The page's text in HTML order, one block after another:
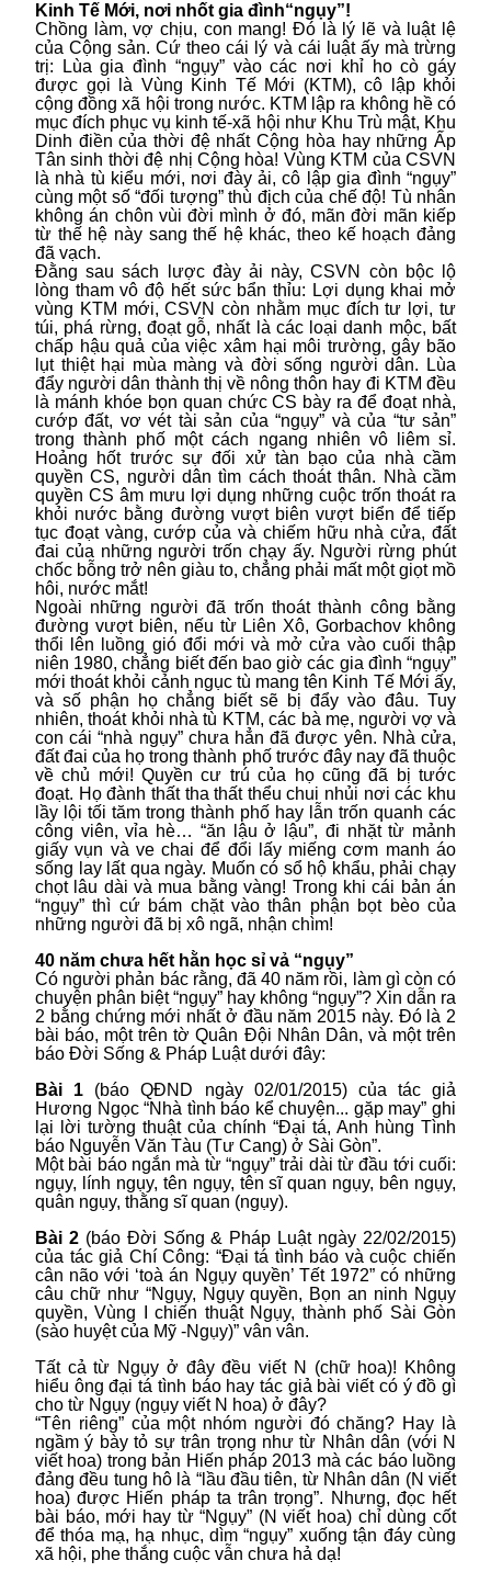
Kinh Tế Mới, nơi nhốt gia đình“ngụy”!
Chồng làm, vợ chịu, con mang! Đó là lý lẽ và luật lệ
của Cộng sản. Cứ theo cái lý và cái luật ấy mà trừng
trị: Lùa gia đình “ngụy” vào các nơi khỉ ho cò gáy
được gọi là Vùng Kinh Tế Mới (KTM), cô lập khỏi
cộng đồng xã hội trong nước. KTM lập ra không hề có
mục đích phục vụ kinh tế-xã hội như Khu Trù mật, Khu
Dinh điền của thời đệ nhất Cộng hòa hay những Ấp
Tân sinh thời đệ nhị Cộng hòa! Vùng KTM của CSVN
là nhà tù kiểu mới, nơi đày ải, cô lập gia đình “ngụy”
cùng một số “đối tượng” thù địch của chế độ! Tù nhân
không án chôn vùi đời mình ở đó, mãn đời mãn kiếp
từ thế hệ này sang thế hệ khác, theo kế hoạch đảng
đã vạch.
Đằng sau sách lược đày ải này, CSVN còn bộc lộ
lòng tham vô độ hết sức bẩn thỉu: Lợi dụng khai mở
vùng KTM mới, CSVN còn nhằm mục đích tư lợi, tư
túi, phá rừng, đoạt gỗ, nhất là các loại danh mộc, bất
chấp hậu quả của việc xâm hại môi trường, gây bão
lụt thiệt hại mùa màng và đời sống người dân. Lùa
đẩy người dân thành thị về nông thôn hay đi KTM đều
là mánh khóe bọn quan chức CS bày ra để đoạt nhà,
cướp đất, vơ vét tài sản của “ngụy” và của “tư sản”
trong thành phố một cách ngang nhiên vô liêm sỉ.
Hoảng hốt trước sự đối xử tàn bạo của nhà cầm
quyền CS, người dân tìm cách thoát thân. Nhà cầm
quyền CS âm mưu lợi dụng những cuộc trốn thoát ra
khỏi nước bằng đường vượt biên vượt biển để tiếp
tục đoạt vàng, cướp của và chiếm hữu nhà cửa, đất
đai của những người trốn chạy ấy. Người rừng phút
chốc bỗng trở nên giàu to, chẳng phải mất một giọt mồ
hôi, nước mắt!
Ngoài những người đã trốn thoát thành công bằng
đường vượt biên, nếu từ Liên Xô, Gorbachov không
thổi lên luồng gió đổi mới và mở cửa vào cuối thập
niên 1980, chẳng biết đến bao giờ các gia đình “ngụy”
mới thoát khỏi cảnh ngục tù mang tên Kinh Tế Mới ấy,
và số phận họ chẳng biết sẽ bị đẩy vào đâu. Tuy
nhiên, thoát khỏi nhà tù KTM, các bà mẹ, người vợ và
con cái “nhà ngụy” chưa hẳn đã được yên. Nhà cửa,
đất đai của họ trong thành phố trước đây nay đã thuộc
về chủ mới! Quyền cư trú của họ cũng đã bị tước
đoạt. Họ đành thất tha thất thểu chui nhủi nơi các khu
lầy lội tối tăm trong thành phố hay lẫn trốn quanh các
công viên, vỉa hè… “ăn lậu ở lậu”, đi nhặt từ mảnh
giấy vụn và ve chai để đổi lấy miếng cơm manh áo
sống lay lất qua ngày. Muốn có sổ hộ khẩu, phải chạy
chọt lâu dài và mua bằng vàng! Trong khi cái bản án
“ngụy” thì cứ bám chặt vào thân phận bọt bèo của
những người đã bị xô ngã, nhận chìm!
40 năm chưa hết hằn học sỉ vả “ngụy”
Có người phản bác rằng, đã 40 năm rồi, làm gì còn có
chuyện phân biệt “ngụy” hay không “ngụy”? Xin dẫn ra
2 bằng chứng mới nhất ở đầu năm 2015 này. Đó là 2
bài báo, một trên tờ Quân Đội Nhân Dân, và một trên
báo Đời Sống & Pháp Luật dưới đây:
Bài 1 (báo QĐND ngày 02/01/2015) của tác giả
Hương Ngọc “Nhà tình báo kể chuyện... gặp may” ghi
lại lời tường thuật của chính “Đại tá, Anh hùng Tình
báo Nguyễn Văn Tàu (Tư Cang) ở Sài Gòn”.
Một bài báo ngắn mà từ “ngụy” trải dài từ đầu tới cuối:
ngụy, lính ngụy, tên ngụy, tên sĩ quan ngụy, bên ngụy,
quân ngụy, thằng sĩ quan (ngụy).
Bài 2(báo Đời Sống & Pháp Luật ngày 22/02/2015)
của tác giả Chí Công: “Đại tá tình báo và cuộc chiến
cân não với ‘toà án Ngụy quyền’ Tết 1972” có những
câu chữ như “Ngụy, Ngụy quyền, Bọn an ninh Ngụy
quyền, Vùng I chiến thuật Ngụy, thành phố Sài Gòn
(sào huyệt của Mỹ -Ngụy)” vân vân.
Tất cả từ Ngụy ở đây đều viết N (chữ hoa)! Không
hiểu ông đại tá tình báo hay tác giả bài viết có ý đồ gì
cho từ Ngụy (ngụy viết N hoa) ở đây?
“Tên riêng” của một nhóm người đó chăng? Hay là
ngầm ý bày tỏ sự trân trọng như từ Nhân dân (với N
viết hoa) trong bản Hiến pháp 2013 mà các báo luồng
đảng đều tung hô là “lầu đầu tiên, từ Nhân dân (N viết
hoa) được Hiến pháp ta trân trọng”. Nhưng, đọc hết
bài báo, mới hay từ “Ngụy” (N viết hoa) chỉ dùng cốt
để thóa mạ, hạ nhục, dìm “ngụy” xuống tận đáy cùng
xã hội, phe thắng cuộc vẫn chưa hả dạ!